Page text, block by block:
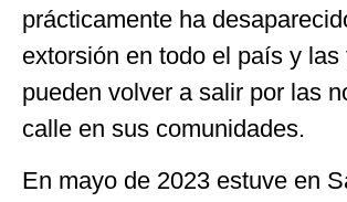
prácticamente ha
extorsión en todo el país y las
pueden volver a salir por las
calle en sus comunidades.
En mayo de 2023 estuve en